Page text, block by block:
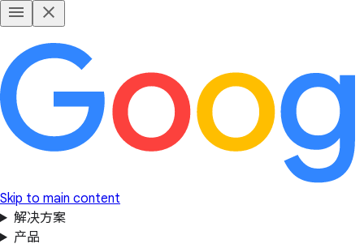
Skip to main content
解决方案
产品